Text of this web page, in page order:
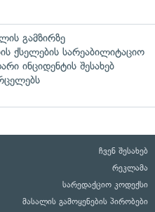
გამზირზე
ქსელების სარეაბილიტაციო
ინციდენტის შესახებ
ჩვენ შესახებ
რეკლამა
სარედაქციო კოდექსი
მასალის გამოყენების პირობები